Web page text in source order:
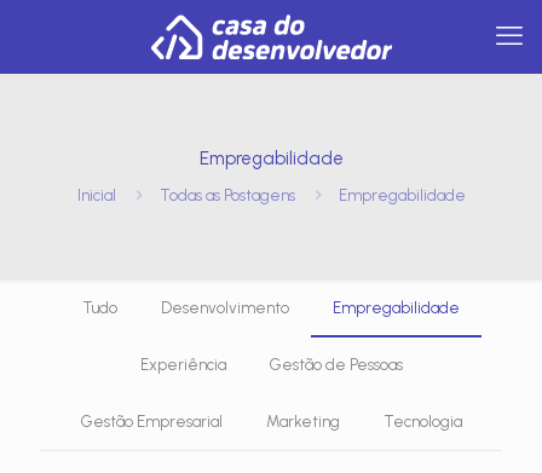
Empregabilidade
Inicial Todas as Postagens Empregabilidade
Tudo Desenvolvimento Empregabilidade
Experiência Gestão de Pessoas
Gestão Empresarial Marketing Tecnologia